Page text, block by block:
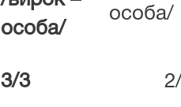
особа/
особа/
3/3 2/